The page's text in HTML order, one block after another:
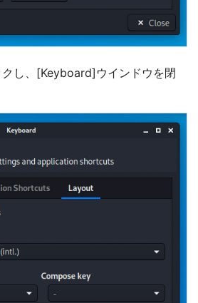
し、[Keyboard]ウインドウを閉